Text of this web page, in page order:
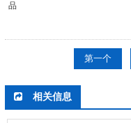
品
第一个
相关信息